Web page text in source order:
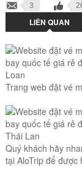
3
LIÊN QUAN
Trang web đặt vé
Quý khách hãy
tại AloTrip để